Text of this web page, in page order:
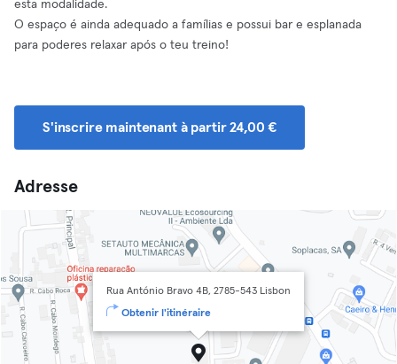
esta modalidade.
O espaço é ainda adequado a famílias e possui bar e esplanada
para poderes relaxar após o teu treino!
S'inscrire maintenant à partir 24,00 €
Adresse
Rua António Bravo 4B, 2785-543 Lisbon
Obtenir l'itinéraire